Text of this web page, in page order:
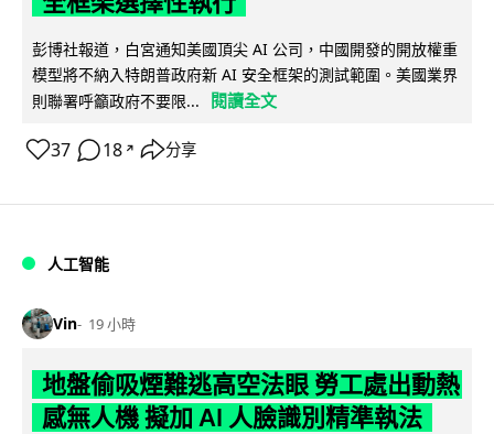
彭博社報道，白宮通知美國頂尖 AI 公司，中國開發的開放權重
模型將不納入特朗普政府新 AI 安全框架的測試範圍。美國業界
則聯署呼籲政府不要限...
閱讀全文
37 18 ↗ 分享
人工智能
Vin 19 小時
地盤偷吸煙難逃高空法眼 勞工處出動熱
感無人機 擬加 AI 人臉識別精準執法